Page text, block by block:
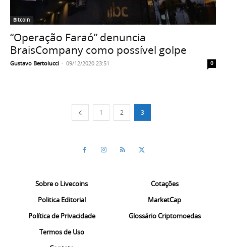
Bitcoin
“Operação Faraó” denuncia
BraisCompany como possível golpe
Gustavo Bertolucci - 09/12/2020 23:51 0
1 2 3
Sobre o Livecoins
Politica Editorial
Política de Privacidade
Termos de Uso
Cotações
MarketCap
Glossário Criptomoedas